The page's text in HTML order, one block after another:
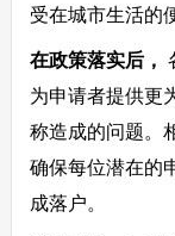
受在城市生活的
在政策落实后，
为申请者提供更
称造成的问题。
确保每位潜在的
成落户。